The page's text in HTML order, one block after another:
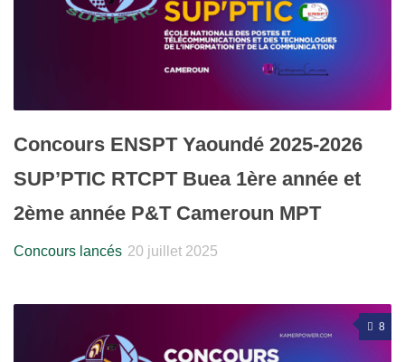
Concours ENSPT Yaoundé 2025-2026
SUP’PTIC RTCPT Buea 1ère année et
2ème année P&T Cameroun MPT
Concours lancés 20 juillet 2025
8